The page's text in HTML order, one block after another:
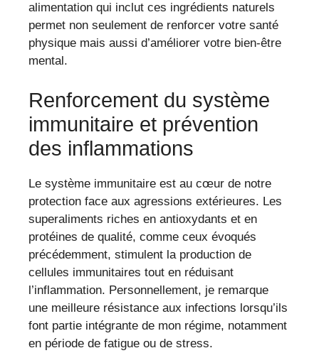
alimentation qui inclut ces ingrédients naturels
permet non seulement de renforcer votre santé
physique mais aussi d’améliorer votre bien-être
mental.
Renforcement du système
immunitaire et prévention
des inflammations
Le système immunitaire est au cœur de notre
protection face aux agressions extérieures. Les
superaliments riches en antioxydants et en
protéines de qualité, comme ceux évoqués
précédemment, stimulent la production de
cellules immunitaires tout en réduisant
l’inflammation. Personnellement, je remarque
une meilleure résistance aux infections lorsqu’ils
font partie intégrante de mon régime, notamment
en période de fatigue ou de stress.